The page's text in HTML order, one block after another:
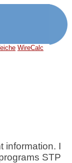
WireCalc
information. I
STP